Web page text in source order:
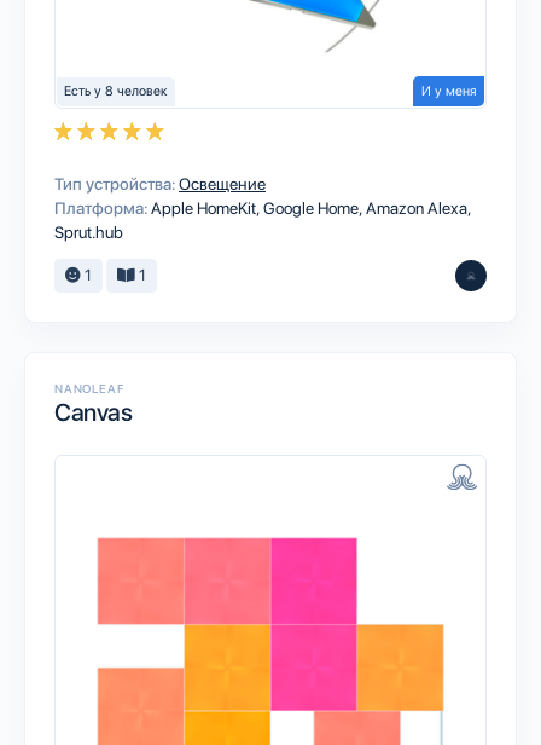
Есть у 8 человек И у меня
Тип устройства:Освещение
Платформа:Apple HomeKitGoogle HomeAmazon Alexa
Sprut.hub
1 1
NANOLEAF
Canvas